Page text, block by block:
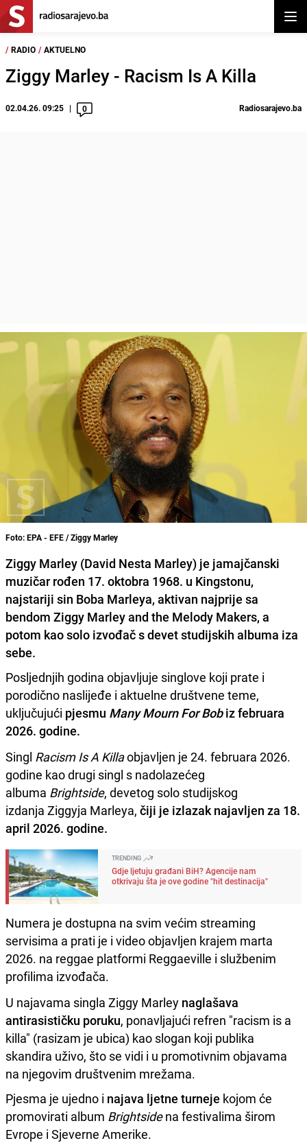
/ RADIO / AKTUELNO
Ziggy Marley - Racism Is A Killa
02.04.26. 09:25 0 Radiosarajevo.ba
Foto: EPA - EFE / Ziggy Marley
Ziggy Marley (David Nesta Marley) je jamajčanski
muzičar rođen 17. oktobra 1968. u Kingstonu,
najstariji sin Boba Marleya, aktivan najprije sa
bendom Ziggy Marley and the Melody Makers, a
potom kao solo izvođač s devet studijskih albuma iza
sebe.
Posljednjih godina objavljuje singlove koji prate i
porodično naslijeđe i aktuelne društvene teme,
uključujući pjesmu Many Mourn For Bobiz februara
2026. godine.
Singl Racism Is A Killaobjavljen je 24. februara 2026.
godine kao drugi singl s nadolazećeg
albuma Brightside, devetog solo studijskog
izdanja Ziggyja Marleya, čiji je izlazak najavljen za 18.
april 2026. godine.
TRENDING
Gdje ljetuju građani BiH? Agencije nam
otkrivaju šta je ove godine "hit destinacija"
Numera je dostupna na svim većim streaming
servisima a prati je i video objavljen krajem marta
2026. na reggae platformi Reggaeville i službenim
profilima izvođača.
U najavama singla Ziggy Marley naglašava
antirasističku poruku, ponavljajući refren "racism is a
killa" (rasizam je ubica) kao slogan koji publika
skandira uživo, što se vidi i u promotivnim objavama
na njegovim društvenim mrežama.
Pjesma je ujedno i najava ljetne turneje kojom će
promovirati album Brightsidena festivalima širom
Evrope i Sjeverne Amerike.